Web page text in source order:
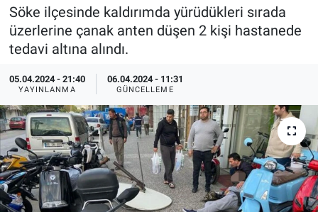
Söke ilçesinde kaldırımda yürüdükleri sırada
üzerlerine çanak anten düşen 2 kişi hastanede
tedavi altına alındı.
05.04.2024 - 21:40
YAYINLANMA
06.04.2024 - 11:31
GÜNCELLEME
Gündem
Kültür Sanat
Magazin
Politika
Sağlık
Spor
Son Dakika Haberleri
Haber Arşivi